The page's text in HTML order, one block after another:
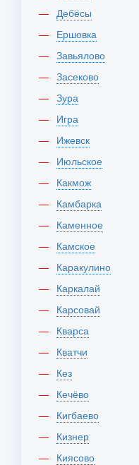
Дебёсы
Ершовка
Завьялово
Засеково
Зура
Игра
Ижевск
Июльское
Какмож
Камбарка
Каменное
Камское
Каракулино
Каркалай
Карсовай
Кварса
Кватчи
Кез
Кечёво
Кигбаево
Кизнер
Киясово